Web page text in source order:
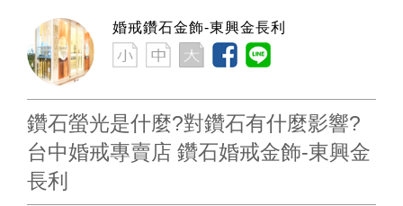
婚戒鑽石金飾-東興金長利
鑽石螢光是什麼?對鑽石有什麼影響?
台中婚戒專賣店 鑽石婚戒金飾-東興金
長利